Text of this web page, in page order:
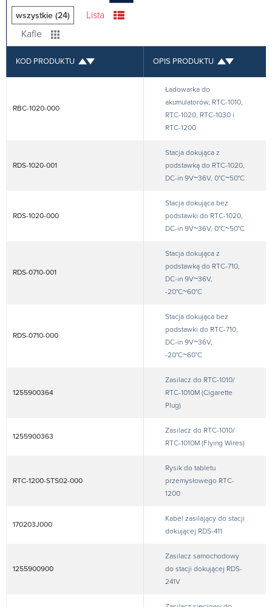
wszystkie (24)
Lista
Kafle
KOD PRODUKTU OPIS PRODUKTU
RBC-1020-000
Ładowarka do
akumulatorów, RTC-1010,
RTC-1020, RTC-1030 i
RTC-1200
RDS-1020-001
Stacja dokująca z
podstawką do RTC-1020,
DC-in 9V~36V, 0°C~50°C
RDS-1020-000
Stacja dokująca bez
podstawki do RTC-1020,
DC-in 9V~36V, 0°C~50°C
RDS-0710-001
Stacja dokująca z
podstawką do RTC-710,
DC-in 9V~36V,
-20°C~60°C
RDS-0710-000
Stacja dokująca bez
podstawki do RTC-710,
DC-in 9V~36V,
-20°C~60°C
1255900364
Zasilacz do RTC-1010/
RTC-1010M (Cigarette
Plug)
1255900363
Zasilacz do RTC-1010/
RTC-1010M (Flying Wires)
RTC-1200-STS02-000
Rysik do tabletu
przemysłowego RTC-
1200
170203J000
Kabel zasilający do stacji
dokującej RDS-411
1255900900
Zasilacz samochodowy
do stacji dokującej RDS-
241V